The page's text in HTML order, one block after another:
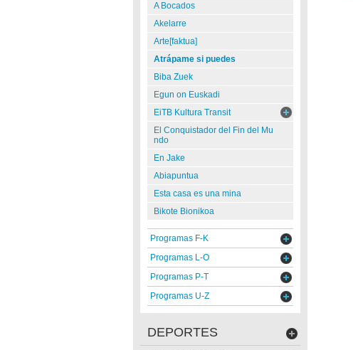
A Bocados
Akelarre
Arte[faktua]
Atrápame si puedes
Biba Zuek
Egun on Euskadi
EiTB Kultura Transit
El Conquistador del Fin del Mu
ndo
En Jake
Abiapuntua
Esta casa es una mina
Bikote Bionikoa
Programas F-K
Programas L-O
Programas P-T
Programas U-Z
DEPORTES